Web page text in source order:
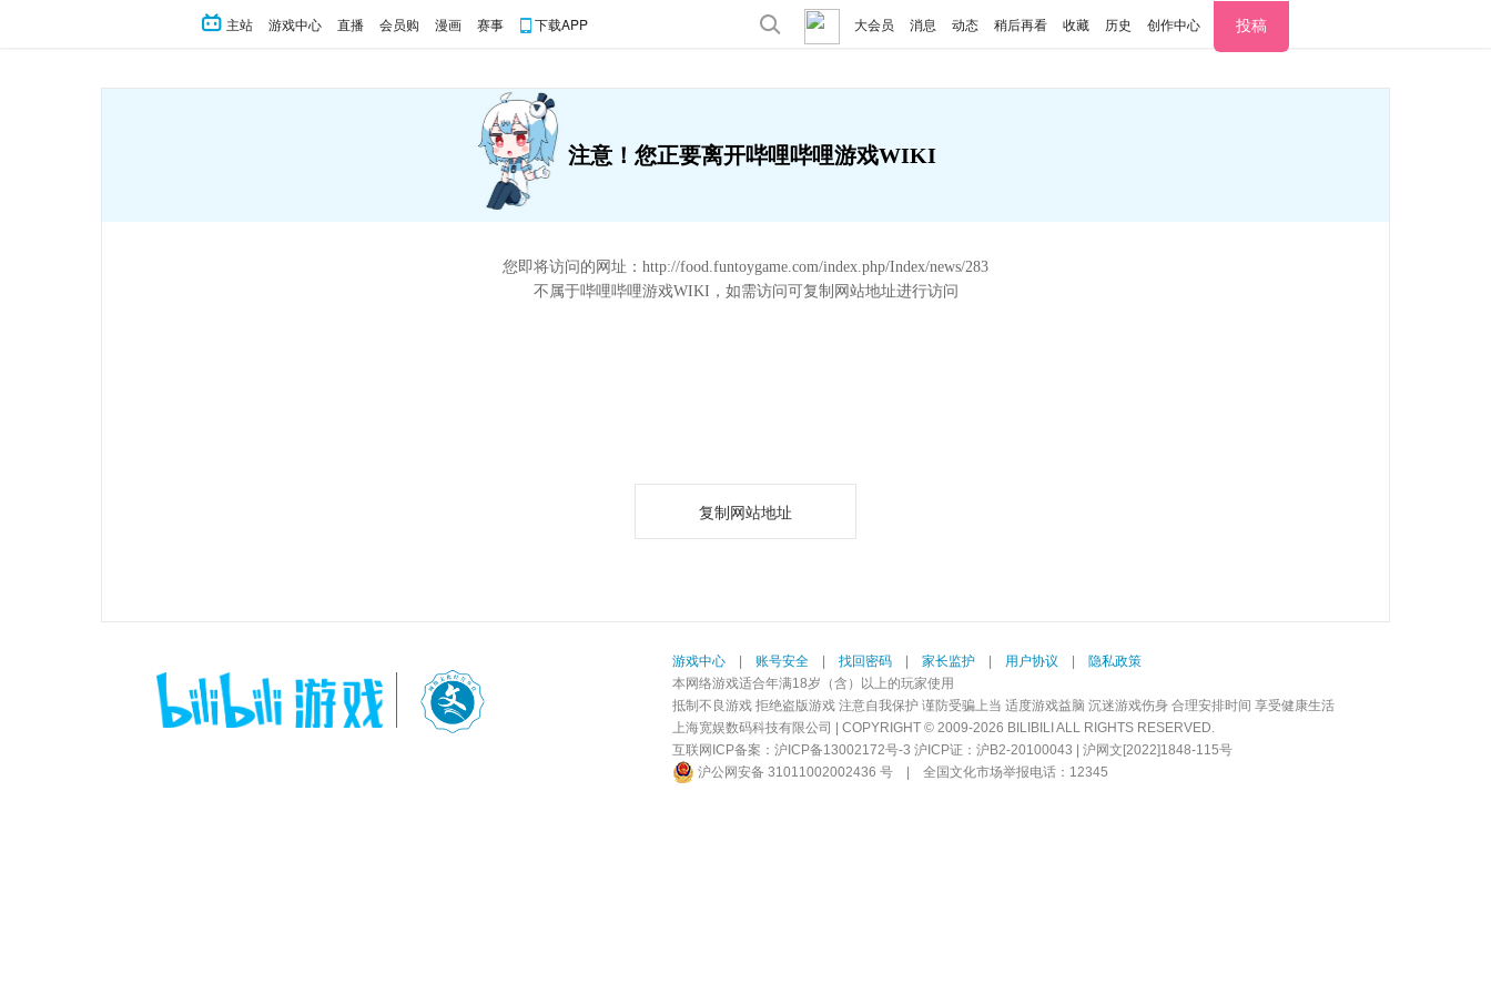
主站 游戏中心 直播 会员购 漫画 赛事 下载APP 大会员 消息 动态 稍后再看 收藏 历史 创作中心 投稿
注意！您正要离开哔哩哔哩游戏WIKI
您即将访问的网址： http://food.funtoygame.com/index.php/Index/news/283
不属于哔哩哔哩游戏WIKI，如需访问可复制网站地址进行访问
复制网站地址
游戏中心 账号安全 找回密码 家长监护 用户协议
隐私政策
本网络游戏适合年满18岁（含）以上的玩家使用
抵制不良游戏 拒绝盗版游戏 注意自我保护 谨防受骗上当 适度游戏益脑 沉迷游戏伤身 合理安排时间 享受健康生活
上海宽娱数码科技有限公司 | COPYRIGHT © 2009-2026 BILIBILI ALL RIGHTS RESERVED.
互联网ICP备案： 沪ICP备13002172号-3 沪ICP证：沪B2-20100043 | 沪网文[2022]1848-115号
沪公网安备 31011002002436 号
全国文化市场举报电话：12345